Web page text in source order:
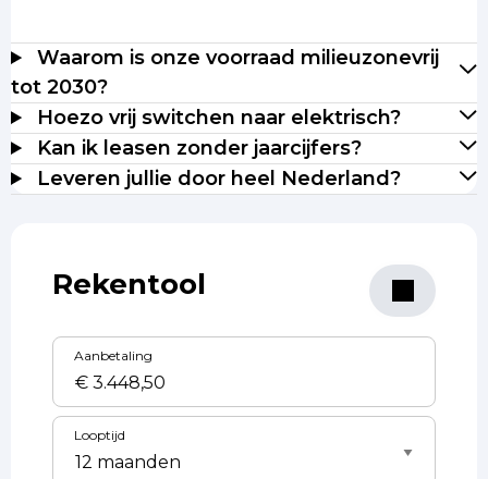
Waarom is onze voorraad milieuzonevrij
tot 2030?
Hoezo vrij switchen naar elektrisch?
Kan ik leasen zonder jaarcijfers?
Leveren jullie door heel Nederland?
Rekentool
Aanbetaling
Looptijd